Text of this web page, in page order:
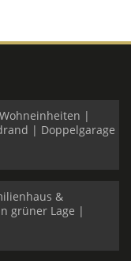
|
| Doppelgarage
&
grüner Lage |